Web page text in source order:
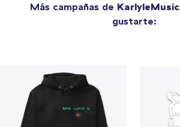
Más campañas de KarlyleMusic
gustarte: